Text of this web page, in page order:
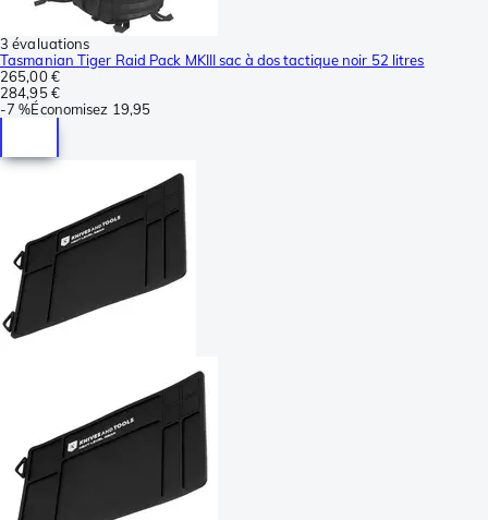
3 évaluations
Tasmanian Tiger Raid Pack MKIII sac à dos tactique noir 52 litres
265,00 €
284,95 €
-7 %Économisez 19,95